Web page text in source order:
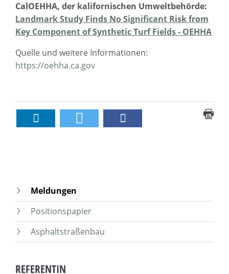
CalOEHHA, der kalifornischen Umweltbehörde:
Landmark Study Finds No Significant Risk from
Key Component of Synthetic Turf Fields - OEHHA
Quelle und weitere Informationen:
https://oehha.ca.gov
Meldungen
Positionspapier
Asphaltstraßenbau
REFERENTIN